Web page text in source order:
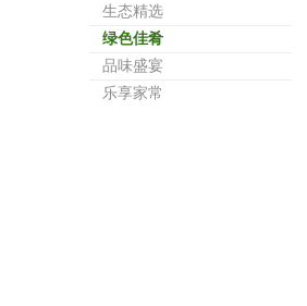
生态精选
绿色佳肴
品味盛宴
乐享家常